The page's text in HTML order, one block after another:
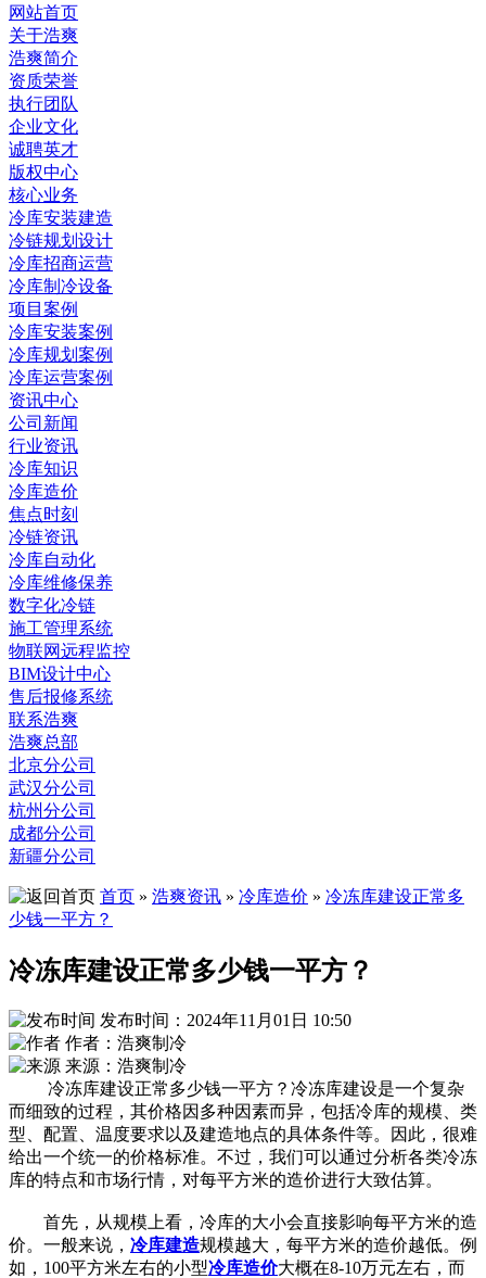
网站首页
关于浩爽
浩爽简介
资质荣誉
执行团队
企业文化
诚聘英才
版权中心
核心业务
冷库安装建造
冷链规划设计
冷库招商运营
冷库制冷设备
项目案例
冷库安装案例
冷库规划案例
冷库运营案例
资讯中心
公司新闻
行业资讯
冷库知识
冷库造价
焦点时刻
冷链资讯
冷库自动化
冷库维修保养
数字化冷链
施工管理系统
物联网远程监控
BIM设计中心
售后报修系统
联系浩爽
浩爽总部
北京分公司
武汉分公司
杭州分公司
成都分公司
新疆分公司
首页 » 浩爽资讯 » 冷库造价 » 冷冻库建设正常多
少钱一平方？
冷冻库建设正常多少钱一平方？
发布时间：2024年11月01日 10:50
作者：浩爽制冷
来源：浩爽制冷
冷冻库建设正常多少钱一平方？冷冻库建设是一个复杂
而细致的过程，其价格因多种因素而异，包括冷库的规模、类
型、配置、温度要求以及建造地点的具体条件等。因此，很难
给出一个统一的价格标准。不过，我们可以通过分析各类冷冻
库的特点和市场行情，对每平方米的造价进行大致估算。
首先，从规模上看，冷库的大小会直接影响每平方米的造
价。一般来说， 冷库建造规模越大，每平方米的造价越低。例
如，100平方米左右的小型冷库造价大概在8-10万元左右，而